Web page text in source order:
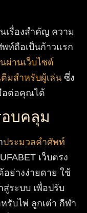
เรื่องสำคัญ ความ
ท์ถือเป็นก้าวแรก
ผ่านเว็บไซต์
มสำหรับผู้เล่น ซึ่ง
อต่อคุณได้
บคลุม
ประมวลคำศัพท์
เว็บตรง
อย่างง่ายดาย ใช้
สู่ระบบ เพื่อปรับ
บไพ่ ลูกเต๋า กีฬา